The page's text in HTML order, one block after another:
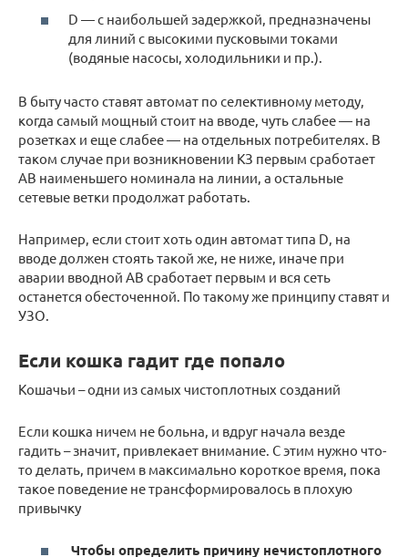
D — с наибольшей задержкой, предназначены
для линий с высокими пусковыми токами
(водяные насосы, холодильники и пр.).
В быту часто ставят автомат по селективному методу,
когда самый мощный стоит на вводе, чуть слабее — на
розетках и еще слабее — на отдельных потребителях. В
таком случае при возникновении КЗ первым сработает
АВ наименьшего номинала на линии, а остальные
сетевые ветки продолжат работать.
Например, если стоит хоть один автомат типа D, на
вводе должен стоять такой же, не ниже, иначе при
аварии вводной АВ сработает первым и вся сеть
останется обесточенной. По такому же принципу ставят и
УЗО.
Если кошка гадит где попало
Кошачьи – одни из самых чистоплотных созданий
Если кошка ничем не больна, и вдруг начала везде
гадить – значит, привлекает внимание. С этим нужно что-
то делать, причем в максимально короткое время, пока
такое поведение не трансформировалось в плохую
привычку
Чтобы определить причину нечистоплотного